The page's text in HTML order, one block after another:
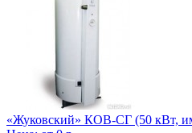
«Жуковский» КОВ-СГ (50 кВт,